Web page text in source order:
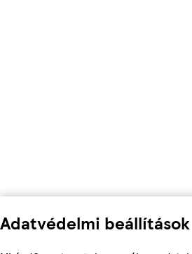
Adatvédelmi beállítások